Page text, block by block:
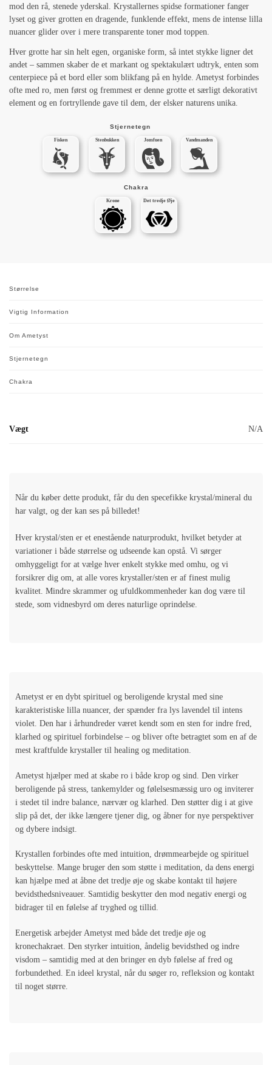
mod den rå, stenede yderskal. Krystallernes spidse formationer fanger
lyset og giver grotten en dragende, funklende effekt, mens de intense lilla
nuancer glider over i mere transparente toner mod toppen.
Hver grotte har sin helt egen, organiske form, så intet stykke ligner det
andet – sammen skaber de et markant og spektakulært udtryk, enten som
centerpiece på et bord eller som blikfang på en hylde. Ametyst forbindes
ofte med ro, men først og fremmest er denne grotte et særligt dekorativt
element og en fortryllende gave til dem, der elsker naturens unika.
Stjernetegn
Fisken Stenbukken Jomfuen Vandmanden
Chakra
Krone Det tredje Øje
Størrelse
Vigtig Information
Om Ametyst
Stjernetegn
Chakra
Vægt N/A
Når du køber dette produkt, får du den specefikke krystal/mineral du
har valgt, og der kan ses på billedet!
Hver krystal/sten er et enestående naturprodukt, hvilket betyder at
variationer i både størrelse og udseende kan opstå. Vi sørger
omhyggeligt for at vælge hver enkelt stykke med omhu, og vi
forsikrer dig om, at alle vores krystaller/sten er af finest mulig
kvalitet. Mindre skrammer og ufuldkommenheder kan dog være til
stede, som vidnesbyrd om deres naturlige oprindelse.
Ametyst er en dybt spirituel og beroligende krystal med sine
karakteristiske lilla nuancer, der spænder fra lys lavendel til intens
violet. Den har i århundreder været kendt som en sten for indre fred,
klarhed og spirituel forbindelse – og bliver ofte betragtet som en af de
mest kraftfulde krystaller til healing og meditation.
Ametyst hjælper med at skabe ro i både krop og sind. Den virker
beroligende på stress, tankemylder og følelsesmæssig uro og inviterer
i stedet til indre balance, nærvær og klarhed. Den støtter dig i at give
slip på det, der ikke længere tjener dig, og åbner for nye perspektiver
og dybere indsigt.
Krystallen forbindes ofte med intuition, drømmearbejde og spirituel
beskyttelse. Mange bruger den som støtte i meditation, da dens energi
kan hjælpe med at åbne det tredje øje og skabe kontakt til højere
bevidsthedsniveauer. Samtidig beskytter den mod negativ energi og
bidrager til en følelse af tryghed og tillid.
Energetisk arbejder Ametyst med både det tredje øje og
kronechakraet. Den styrker intuition, åndelig bevidsthed og indre
visdom – samtidig med at den bringer en dyb følelse af fred og
forbundethed. En ideel krystal, når du søger ro, refleksion og kontakt
til noget større.